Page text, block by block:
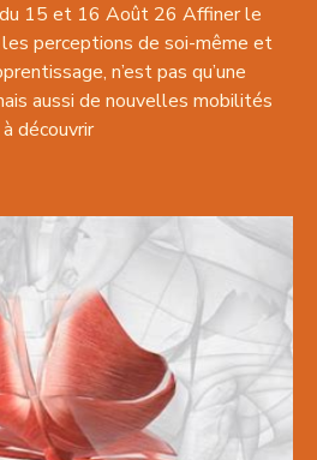
15 et 16 Août 26 Affiner le
perceptions de soi-même et
n’est pas qu’une
aussi de nouvelles mobilités
à découvrir